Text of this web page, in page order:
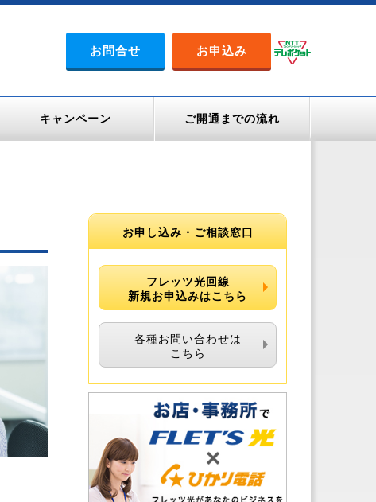
お問合せ お申込み
キャンペーン ご開通までの流れ
お申し込み・ご相談窓口
フレッツ光回線
新規お申込みはこちら
各種お問い合わせは
こちら